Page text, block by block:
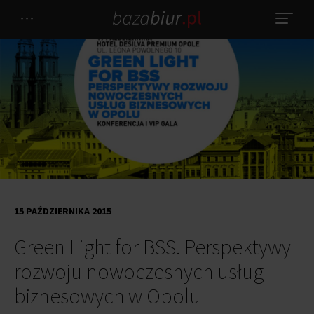
Green Light for BSS. Perspektywy
rozwoju nowoczesnych usług
biznesowych w Opolu
15 PAŹDZIERNIKA 2015